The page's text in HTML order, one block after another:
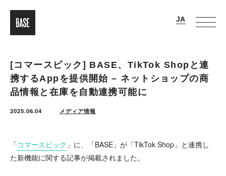
[コマースピック] BASE、TikTok Shopと連
携するAppを提供開始 – ネットショップの商
品情報と在庫を自動連携可能に
2025.06.04 メディア情報
「コマースピック 」に、「BASE」が「TikTok Shop」と連携し
た新機能に関する記事が掲載されました。